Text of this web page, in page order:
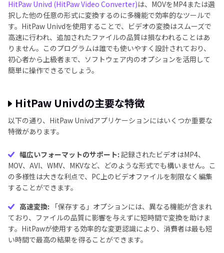
FAQs
まとめ
HitPaw Univd (HitPaw Video Converter)は、MOVをMP4または選
択した他の任意の形式に変換するのに多機能で効率的なツールで
す。HitPaw Univdを使用することで、ビデオの変換はスムーズで
高速に行われ、追加されたファイルの品質は損なわれることはあ
りません。このプログラムは誰でも使いやすく設計されており、
初心者から上級者まで、ソフトウェア内のオプションを活用して
簡単に操作できるでしょう。
HitPaw Univdの主要な特徴
以下の通り、HitPaw Univdアプリケーションにはいくつか重要な
特徴があります。
幅広いフォーマットのサポート: 記録されたビデオはMP4、
MOV、AVI、WMV、MKVなど、どのような形式でも構いません。こ
の多様性は大きな利点で、PC上のビデオファイルを制限なく編集
することができます。
高速変換: 「保存する」オプションには、異なる機能が含まれ
ており、ファイルの品質に影響を与えずに短時間で変換を助けま
す。HitPawが使用する効率的な変更認識により、消費者は最も短
い時間で最高の結果を得ることができます。